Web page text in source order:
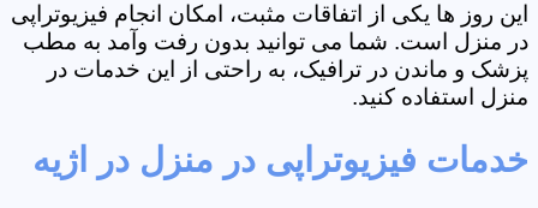
این روز ها یکی از اتفاقات مثبت، امکان انجام فیزیوتراپی
در منزل است. شما می توانید بدون رفت وآمد به مطب
پزشک و ماندن در ترافیک، به راحتی از این خدمات در
منزل استفاده کنید.
خدمات فیزیوتراپی در منزل در اژیه